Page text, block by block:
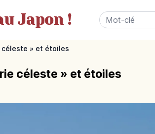
Japon !
céleste » et étoiles
céleste » et étoiles